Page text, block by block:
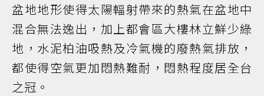
盆地地形使得太陽輻射帶來的熱氣在盆地中
混合無法逸出，加上都會區大樓林立鮮少綠
地，水泥柏油吸熱及冷氣機的廢熱氣排放，
都使得空氣更加悶熱難耐，悶熱程度居全台
之冠。